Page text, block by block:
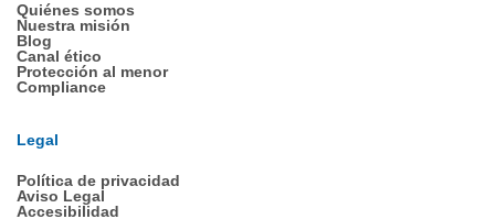
Quiénes somos
Nuestra misión
Blog
Canal ético
Protección al menor
Compliance
Legal
Política de privacidad
Aviso Legal
Accesibilidad